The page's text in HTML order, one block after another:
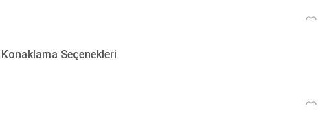
Seçenekleri